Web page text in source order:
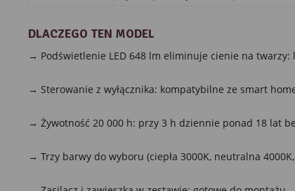
DLACZEGO TEN MODEL
→ Podświetlenie LED 648 lm eliminuje cienie na twarzy:
→ Sterowanie z wyłącznika: kompatybilne ze smart
→ Żywotność 20 000 h: przy 3 h dziennie ponad 18 lat
→ Trzy barwy do wyboru (ciepła 3000K, neutralna